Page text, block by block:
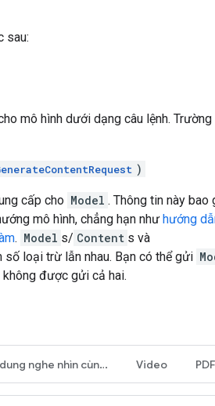
sau:
mô hình dưới dạng câu lệnh.
)
cấp cho Model . Thông tin này bao
mô hình, chẳng hạn như hướng
. Model s/ Content s và
số loại trừ lẫn nhau. Bạn có thể gửi
không được gửi cả hai.
Nội dung nghe nhìn cùng dòng Video PDF